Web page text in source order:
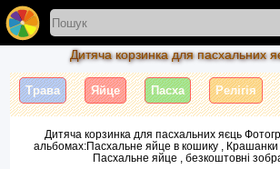
Дитяча корзинка для пасхальних
Трава Яйце Пасха Релігія
Дитяча корзинка для пасхальних яєць
альбомах:Пасхальне яйце в кошику , Крашанки
Пасхальне яйце , безкоштовні